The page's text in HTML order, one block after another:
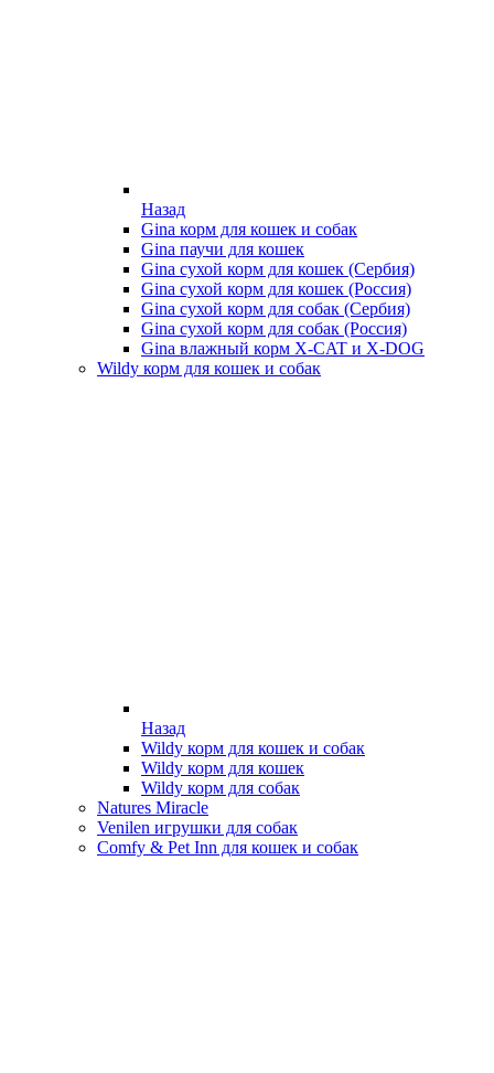
Назад
Gina корм для кошек и собак
Gina паучи для кошек
Gina сухой корм для кошек (Сербия)
Gina сухой корм для кошек (Россия)
Gina сухой корм для собак (Сербия)
Gina сухой корм для собак (Россия)
Gina влажный корм X-CAT и X-DOG
Wildy корм для кошек и собак
Назад
Wildy корм для кошек и собак
Wildy корм для кошек
Wildy корм для собак
Natures Miracle
Venilen игрушки для собак
Comfy & Pet Inn для кошек и собак